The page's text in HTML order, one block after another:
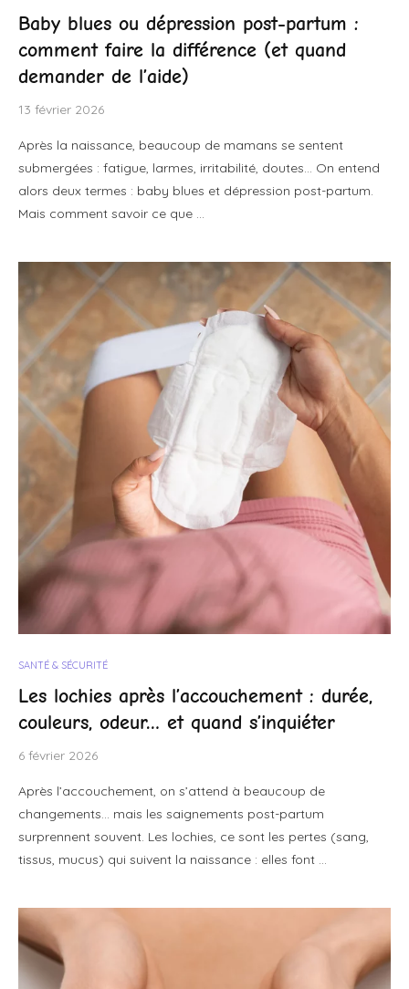
Baby blues ou dépression post-partum :
comment faire la différence (et quand
demander de l’aide)
13 février 2026
Après la naissance, beaucoup de mamans se sentent
submergées : fatigue, larmes, irritabilité, doutes… On entend
alors deux termes : baby blues et dépression post-partum.
Mais comment savoir ce que …
SANTÉ & SÉCURITÉ
Les lochies après l’accouchement : durée,
couleurs, odeur… et quand s’inquiéter
6 février 2026
Après l’accouchement, on s’attend à beaucoup de
changements… mais les saignements post-partum
surprennent souvent. Les lochies, ce sont les pertes (sang,
tissus, mucus) qui suivent la naissance : elles font …